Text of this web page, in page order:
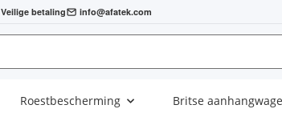
Veilige betaling info@afatek.com
Roestbescherming Britse